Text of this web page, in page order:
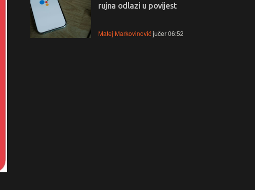
rujna odlazi u povijest
Matej Markovinovićjučer 06:52